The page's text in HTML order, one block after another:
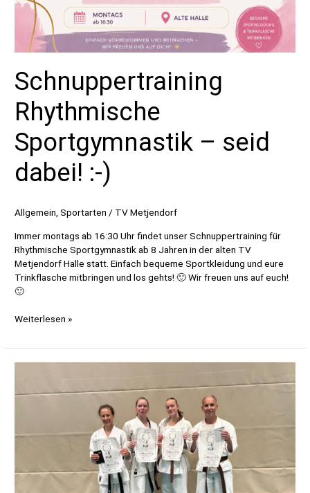
Schnuppertraining
Rhythmische
Sportgymnastik – seid
dabei! :-)
Allgemein ,Sportarten / TV Metjendorf
Immer montags ab 16:30 Uhr findet unser Schnuppertraining für
Rhythmische Sportgymnastik ab 8 Jahren in der alten TV
Metjendorf Halle statt. Einfach bequeme Sportkleidung und eure
Trinkflasche mitbringen und los gehts! 🙂 Wir freuen uns auf euch!
🙂
Schnuppertraining
Sportgymnastik
Weiterlesen »